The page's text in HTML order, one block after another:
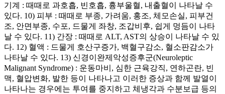
기계 : 때때로 과호흡, 빈호흡, 흉부울혈, 내출혈이 나타날 수
있다. 10) 피부 : 때때로 부종, 가려움, 홍조, 체모손실, 피부건
조, 안면부종, 수포, 드물게 좌창, 조갑비후, 쉽게 멍듬이 나타
날 수 있다. 11) 간장 : 때때로 ALT, AST의 상승이 나타날 수 있
다. 12) 혈액 : 드물게 호산구증가, 백혈구감소, 혈소판감소가
나타날 수 있다. 13) 신경이완제악성증후군(Neuroleptic
Malignant Syndrome) : 운동마비, 심한 근육강직, 연하곤란, 빈
맥, 혈압변화, 발한 등이 나타나고 이러한 증상과 함께 발열이
나타나는 경우에는 투여를 중지하고 체냉각과 수분보급 등의